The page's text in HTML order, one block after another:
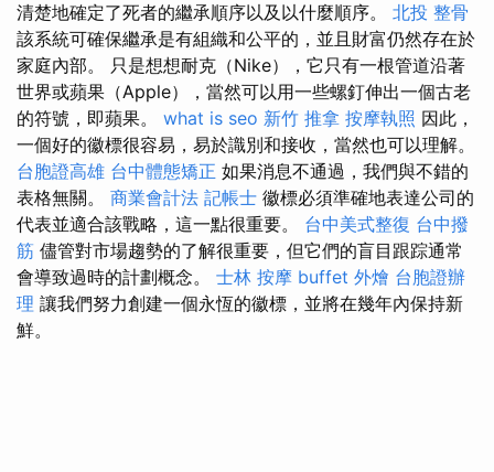
清楚地確定了死者的繼承順序以及以什麼順序。 北投 整骨
該系統可確保繼承是有組織和公平的，並且財富仍然存在於
家庭內部。 只是想想耐克（Nike），它只有一根管道沿著
世界或蘋果（Apple），當然可以用一些螺釘伸出一個古老
的符號，即蘋果。 what is seo 新竹 推拿 按摩執照 因此，
一個好的徽標很容易，易於識別和接收，當然也可以理解。
台胞證高雄 台中體態矯正 如果消息不通過，我們與不錯的
表格無關。 商業會計法 記帳士 徽標必須準確地表達公司的
代表並適合該戰略，這一點很重要。 台中美式整復 台中撥
筋 儘管對市場趨勢的了解很重要，但它們的盲目跟踪通常
會導致過時的計劃概念。 士林 按摩 buffet 外燴 台胞證辦
理 讓我們努力創建一個永恆的徽標，並將在幾年內保持新
鮮。